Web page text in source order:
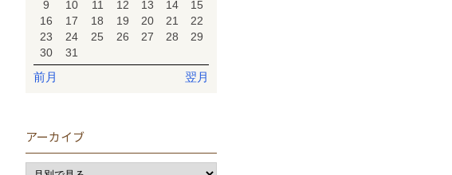
9
10 11 12 13 14
15
16
17 18 19 20 21
22
23
24 25 26 27 28
29
30
31
前月 翌月
アーカイブ